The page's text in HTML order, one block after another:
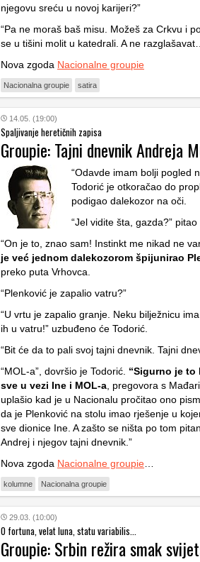
njegovu sreću u novoj karijeri?”
“Pa ne moraš baš misu. Možeš za Crkvu i
se u tišini molit u katedrali. A ne
Nova zgoda Nacionalne groupie
Nacionalna groupie satira
14.05. (19:00)
Spaljivanje heretičnih zapisa
Groupie: Tajni dnevnik Andreja
“Odavde imam bolji pogled
Todorić je otkoračao do
podigao dalekozor na oči.
“Jel vidite šta, gazda?” pitao
“On je to, znao sam! Instinkt me nikad ne
je već jednom dalekozorom špijunirao
preko puta Vrhovca.
“Plenković je zapalio vatru?”
“U vrtu je zapalio granje. Neku bilježnicu
ih u vatru!” uzbuđeno će Todorić.
“Bit će da to pali svoj tajni dnevnik. Tajni
“MOL-a”, dovršio je Todorić. “Sigurno je
sve u vezi Ine i MOL-a , pregovora s
uplašio kad je u Nacionalu pročitao ono
da je Plenković na stolu imao rješenje u
sve dionice Ine. A zašto se ništa po tom
Andrej i njegov tajni dnevnik.”
Nova zgoda Nacionalne groupie
kolumne Nacionalna groupie
29.03. (10:00)
O fortuna, velat luna, statu variabilis...
Groupie: Srbin režira smak